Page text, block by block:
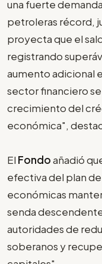
una fuerte
petroleras récord,
proyecta que el
registrando
aumento adicional
sector financiero
crecimiento del
económica",
El Fondoañadió
efectiva del plan
económicas
senda
autoridades de
soberanos y